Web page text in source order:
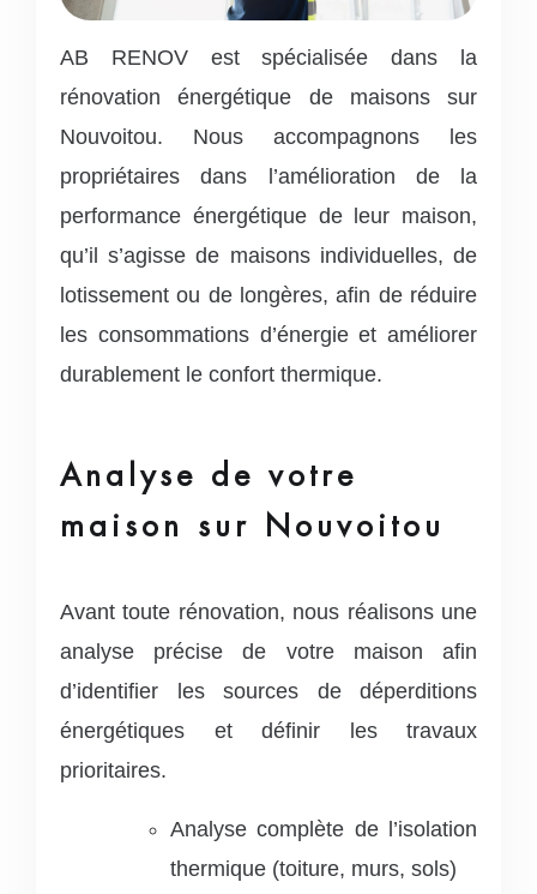
AB RENOV est spécialisée dans la
rénovation énergétique de maisons sur
Nouvoitou. Nous accompagnons les
propriétaires dans l’amélioration de la
performance énergétique de leur maison,
qu’il s’agisse de maisons individuelles, de
lotissement ou de longères, afin de réduire
les consommations d’énergie et améliorer
durablement le confort thermique.
Analyse de votre
maison sur Nouvoitou
Avant toute rénovation, nous réalisons une
analyse précise de votre maison afin
d’identifier les sources de déperditions
énergétiques et définir les travaux
prioritaires.
Analyse complète de l’isolation
thermique (toiture, murs, sols)